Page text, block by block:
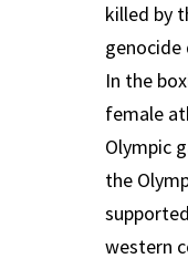
killed by
genocide
In the
female
Olympic
the
western